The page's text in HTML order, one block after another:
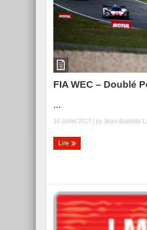
FIA WEC – Doublé
...
16 juillet 2017 | by Jean-Baptiste
Lire